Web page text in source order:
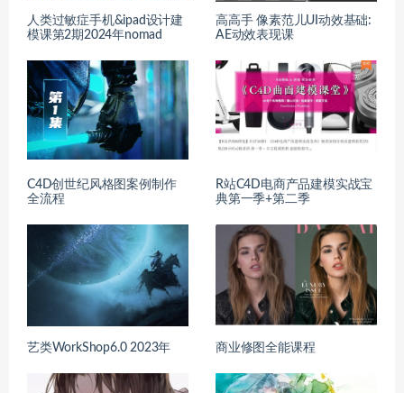
人类过敏症手机&ipad设计建
模课第2期2024年nomad
高高手 像素范儿UI动效基础:
AE动效表现课
C4D创世纪风格图案例制作
全流程
R站C4D电商产品建模实战宝
典第一季+第二季
艺类WorkShop6.0 2023年 商业修图全能课程